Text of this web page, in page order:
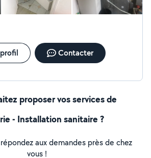
Contacter
proposer vos services de
- Installation sanitaire ?
aux demandes près de chez
vous !